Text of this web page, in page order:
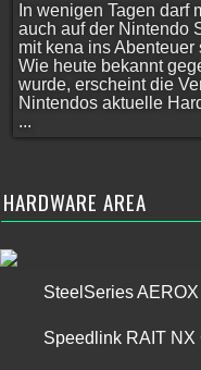
In wenigen Tagen darf
auch auf der Nintendo
mit kena ins Abenteuer
Wie heute bekannt
wurde, erscheint die
Nintendos aktuelle
...
HARDWARE AREA
SteelSeries
Speedlink RAIT NX